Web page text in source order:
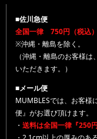
■佐川急便
全国一律 750円（税込）
※沖縄・離島を除く。
（沖縄・離島のお客様
いただきます。）
■メール便
MUMBLESでは、お客様
便』がお選び頂けます。
・ 送料は全国一律『250